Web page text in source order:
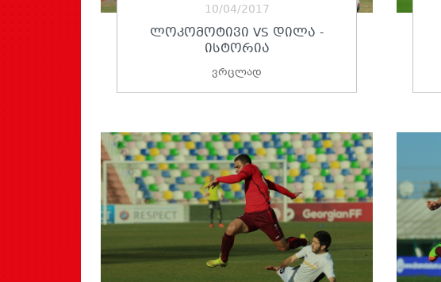
10/04/2017
ᲚᲝᲙᲝᲛᲝᲢᲘᲕᲘ VS ᲓᲘᲚᲐ -
ᲘᲡᲢᲝᲠᲘᲐ
ვრცლად